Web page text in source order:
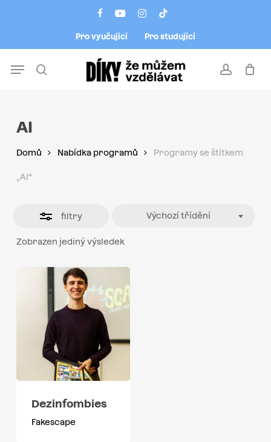
facebookyoutubeinstagram
tiktok
Pro vyučující Pro studující
account
Menu
AI
Domů Nabídka programů Programy se štítkem
„AI“
filtry
Zobrazen jediný výsledek
Výchozí třídění
Dezinfombies
Fakescape